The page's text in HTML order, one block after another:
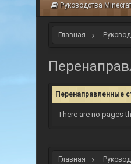
Главная
Перенаправленные
There are no pages
Главная
Руководства